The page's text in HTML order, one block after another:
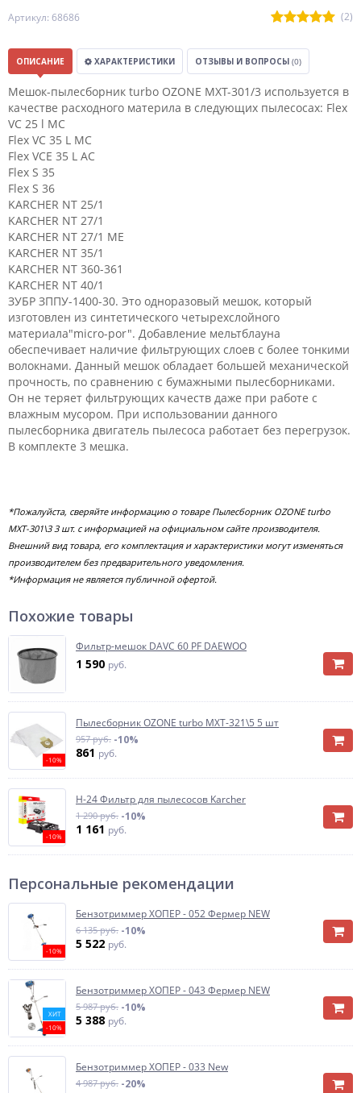
Артикул: 68686 (2)
ОПИСАНИЕ ХАРАКТЕРИСТИКИ ОТЗЫВЫ И ВОПРОСЫ (0)
Мешок-пылесборник turbo OZONE MXT-301/3 используется в
качестве расходного материла в следующих пылесосах: Flex
VC 25 l MC
Flex VC 35 L MC
Flex VCE 35 L AC
Flex S 35
Flex S 36
KARCHER NT 25/1
KARCHER NT 27/1
KARCHER NT 27/1 ME
KARCHER NT 35/1
KARCHER NT 360-361
KARCHER NT 40/1
ЗУБР ЗППУ-1400-30. Это одноразовый мешок, который
изготовлен из синтетического четырехслойного
материала"micro-por". Добавление мельтблауна
обеспечивает наличие фильтрующих слоев с более тонкими
волокнами. Данный мешок обладает большей механической
прочность, по сравнению с бумажными пылесборниками.
Он не теряет фильтрующих качеств даже при работе с
влажным мусором. При использовании данного
пылесборника двигатель пылесоса работает без перегрузок.
В комплекте 3 мешка.
*Пожалуйста, сверяйте информацию о товаре Пылесборник OZONE turbo
MXT-301\3 3 шт. с информацией на официальном сайте производителя.
Внешний вид товара, его комплектация и характеристики могут изменяться
производителем без предварительного уведомления.
*Информация не является публичной офертой.
Похожие товары
Фильтр-мешок DAVC 60 PF DAEWOO
1 590 руб.
-10%
Пылесборник OZONE turbo MXT-321\5 5 шт
957 руб. -10%
861 руб.
-10%
H-24 Фильтр для пылесосов Karcher
1 290 руб. -10%
1 161 руб.
Персональные рекомендации
-10%
Бензотриммер ХОПЕР - 052 Фермер NEW
6 135 руб. -10%
5 522 руб.
ХИТ
-10%
Бензотриммер ХОПЕР - 043 Фермер NEW
5 987 руб. -10%
5 388 руб.
Бензотриммер ХОПЕР - 033 New
4 987 руб. -20%